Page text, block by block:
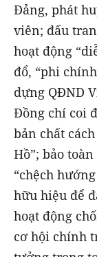
Đảng, phát
viên; đấu
hoạt động
đổ, “phi
dựng QĐND
Đồng chí coi
bản chất
Hồ”; bảo
“chệch
hữu hiệu để
hoạt động
cơ hội chính